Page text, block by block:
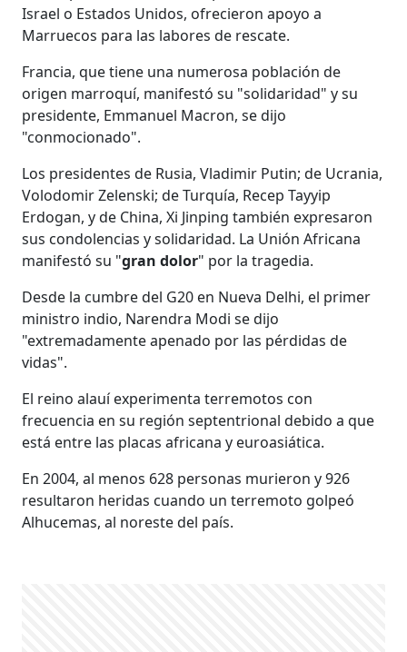
Israel o Estados Unidos, ofrecieron apoyo a
Marruecos para las labores de rescate.
Francia, que tiene una numerosa población de
origen marroquí, manifestó su "solidaridad" y su
presidente, Emmanuel Macron, se dijo
"conmocionado".
Los presidentes de Rusia, Vladimir Putin; de Ucrania,
Volodomir Zelenski; de Turquía, Recep Tayyip
Erdogan, y de China, Xi Jinping también expresaron
sus condolencias y solidaridad. La Unión Africana
manifestó su "gran dolor" por la tragedia.
Desde la cumbre del G20 en Nueva Delhi, el primer
ministro indio, Narendra Modi se dijo
"extremadamente apenado por las pérdidas de
vidas".
El reino alauí experimenta terremotos con
frecuencia en su región septentrional debido a que
está entre las placas africana y euroasiática.
En 2004, al menos 628 personas murieron y 926
resultaron heridas cuando un terremoto golpeó
Alhucemas, al noreste del país.